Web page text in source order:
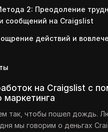
2: Преодоление
сообщений на Craigslist
действий и
на Craigslist с
маркетинга
так, чтобы пошел дождь.
мы говорим о деньгах